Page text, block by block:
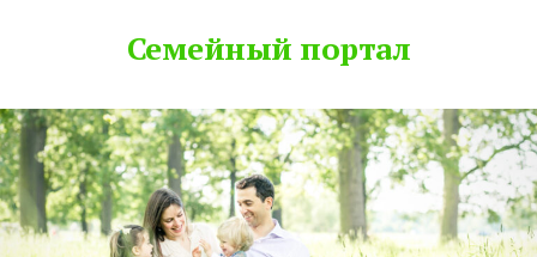
Семейный портал